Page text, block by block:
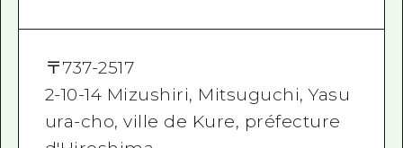
〒737-2517
2-10-14 Mizushiri, Mitsuguchi, Yasu
ura-cho, ville de Kure, préfecture